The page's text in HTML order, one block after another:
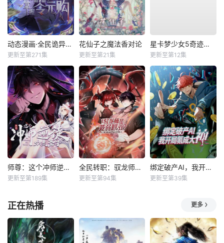
动态漫画·全民诡异：开局掌握零元购
更新至第271集
花仙子之魔法香对论
更新至第21集
星卡梦少女5奇迹绽放
更新至第12集
师尊：这个冲师逆徒才不是圣子动态漫
更新至第189集
全民转职：驭龙师是最弱职业？动态漫
更新至第94集
绑定破产AI，我开局氪成大神动态漫
更新至第39集
正在热播 更多